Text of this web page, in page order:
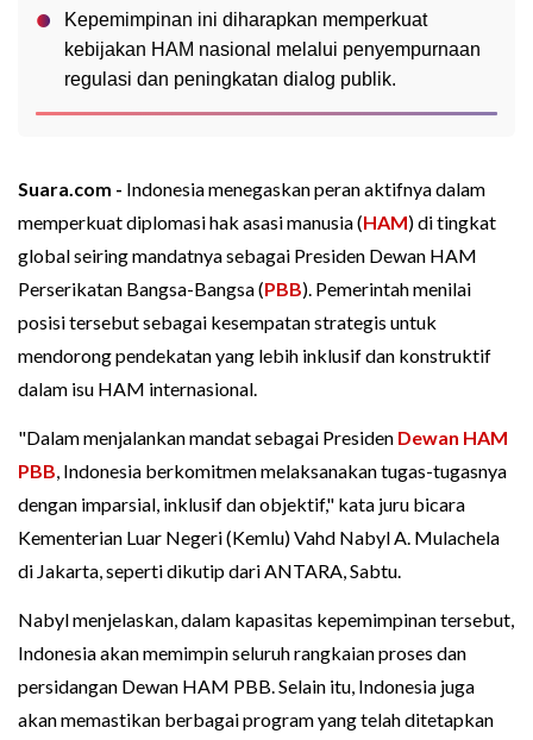
Kepemimpinan ini diharapkan memperkuat
kebijakan HAM nasional melalui penyempurnaan
regulasi dan peningkatan dialog publik.
Suara.com - Indonesia menegaskan peran aktifnya dalam
memperkuat diplomasi hak asasi manusia (HAM) di tingkat
global seiring mandatnya sebagai Presiden Dewan HAM
Perserikatan Bangsa-Bangsa (PBB). Pemerintah menilai
posisi tersebut sebagai kesempatan strategis untuk
mendorong pendekatan yang lebih inklusif dan konstruktif
dalam isu HAM internasional.
"Dalam menjalankan mandat sebagai Presiden Dewan HAM
PBB, Indonesia berkomitmen melaksanakan tugas-tugasnya
dengan imparsial, inklusif dan objektif," kata juru bicara
Kementerian Luar Negeri (Kemlu) Vahd Nabyl A. Mulachela
di Jakarta, seperti dikutip dari ANTARA, Sabtu.
Nabyl menjelaskan, dalam kapasitas kepemimpinan tersebut,
Indonesia akan memimpin seluruh rangkaian proses dan
persidangan Dewan HAM PBB. Selain itu, Indonesia juga
akan memastikan berbagai program yang telah ditetapkan